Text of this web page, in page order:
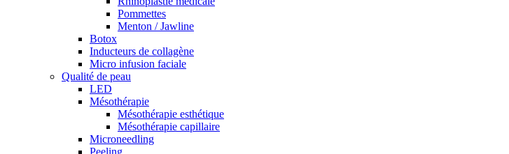
Pommettes
Menton / Jawline
Botox
Inducteurs de collagène
Micro infusion faciale
Qualité de peau
LED
Mésothérapie
Mésothérapie esthétique
Mésothérapie capillaire
Microneedling
Peeling